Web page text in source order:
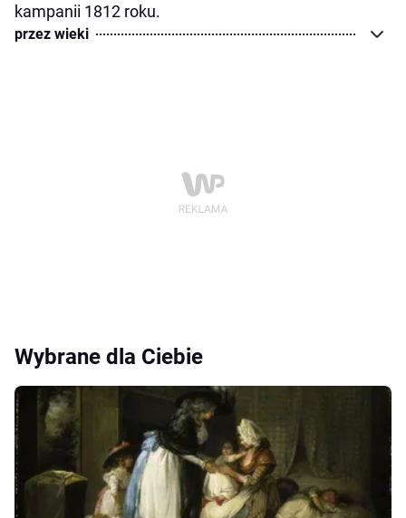
kampanii 1812 roku.
przez wieki
Wybrane dla Ciebie